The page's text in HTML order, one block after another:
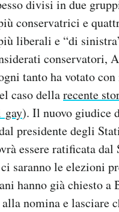
il Post
di aiuto?
divisi in due
conservatrici e
liberali e “di
conservatori,
tanto ha votato
caso dellarecente
gay). Il nuovo giudice
presidente degli
essere ratificata dal
saranno le elezioni
hanno già chiesto a
nomina e lasciare